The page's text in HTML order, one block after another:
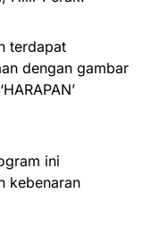
terdapat
dengan gambar
ini
kebenaran